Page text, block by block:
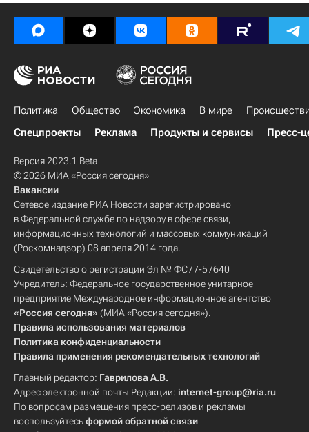
Политика Общество Экономика В мире
Спецпроекты
Реклама Продукты и сервисы Пресс-
Версия 2023.1 Beta
© 2026 МИА «Россия сегодня»
Вакансии
Сетевое издание РИА Новости зарегистрировано
в Федеральной службе по надзору в сфере связи,
информационных технологий и массовых коммуникаций
(Роскомнадзор) 08 апреля 2014 года.
Свидетельство о регистрации Эл № ФС77-57640
Учредитель: Федеральное государственное унитарное
предприятие Международное информационное агентство
«Россия сегодня» (МИА «Россия сегодня»).
Правила использования материалов
Политика конфиденциальности
Правила применения рекомендательных технологий
Главный редактор: Гаврилова А.В.
Адрес электронной почты Редакции: internet-group@ria.ru
По вопросам размещения пресс-релизов и рекламы
воспользуйтесьформой обратной связи